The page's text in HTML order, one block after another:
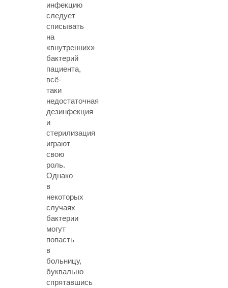
инфекцию
следует
списывать
на
«внутренних»
бактерий
пациента,
всё-
таки
недостаточная
дезинфекция
и
стерилизация
играют
свою
роль.
Однако
в
некоторых
случаях
бактерии
могут
попасть
в
больницу,
буквально
спрятавшись